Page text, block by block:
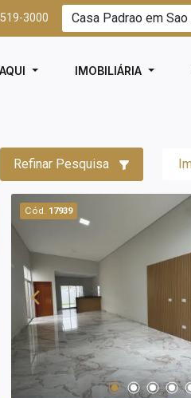
3000
IMOBILIÁRIA
Refinar Pesquisa
Cód. 17939